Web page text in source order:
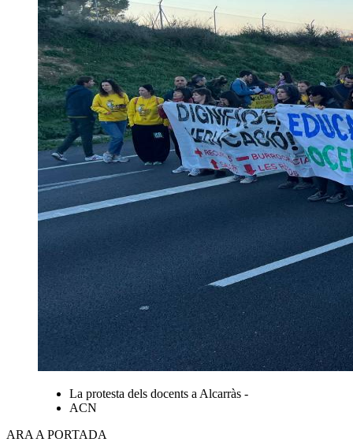
La protesta dels docents a Alcarràs -
ACN
ARA A PORTADA